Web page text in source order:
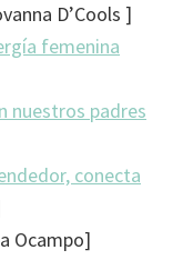
D’Cools ]
femenina
nuestros padres
conecta
Ocampo]